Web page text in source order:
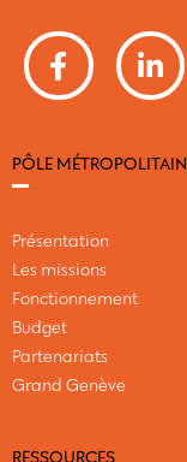
PÔLE MÉTROPOLITAIN
Présentation
Les missions
Fonctionnement
Budget
Partenariats
Grand Genève
RESSOURCES